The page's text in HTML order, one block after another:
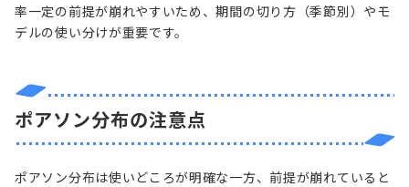
率一定の前提が崩れやすいため、期間の切り方（季節別）やモ
デルの使い分けが重要です。
ポアソン分布の注意点
ポアソン分布は使いどころが明確な一方、前提が崩れていると